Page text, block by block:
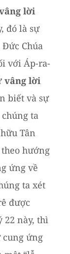
lời
đó là sự
Chúa
với Áp-ra-
vâng lời
biết và sự
ta
Tân
hướng
ứng về
ta xét
được
22 này, thì
cung ứng